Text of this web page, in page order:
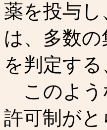
薬を投与
は、多数
を判定す
このよう
許可制が